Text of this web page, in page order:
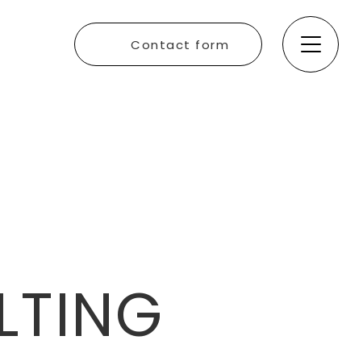
Contact form
Philosophy